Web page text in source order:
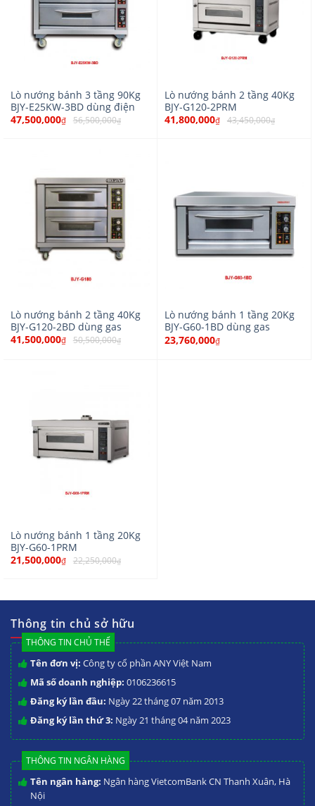
Lò nướng bánh 3 tầng 90Kg
BJY-E25KW-3BD dùng điện
47,500,000₫ 56,500,000₫
Lò nướng bánh 2 tầng 40Kg
BJY-G120-2PRM
41,800,000₫ 43,450,000₫
Lò nướng bánh 2 tầng 40Kg
BJY-G120-2BD dùng gas
41,500,000₫ 50,500,000₫
Lò nướng bánh 1 tầng 20Kg
BJY-G60-1BD dùng gas
23,760,000₫
Lò nướng bánh 1 tầng 20Kg
BJY-G60-1PRM
21,500,000₫ 22,250,000₫
Thông tin chủ sở hữu
THÔNG TIN CHỦ THỂ
Tên đơn vị: Công ty cổ phần ANY Việt Nam
Mã số doanh nghiệp: 0106236615
Đăng ký lần đầu: Ngày 22 tháng 07 năm 2013
Đăng ký lần thứ 3: Ngày 21 tháng 04 năm 2023
THÔNG TIN NGÂN HÀNG
Tên ngân hàng: Ngân hàng VietcomBank CN Thanh Xuân, Hà
Nội